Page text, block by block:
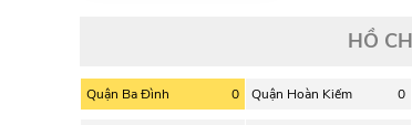
HỒ
Quận Ba Đình 0 Quận Hoàn Kiếm 0